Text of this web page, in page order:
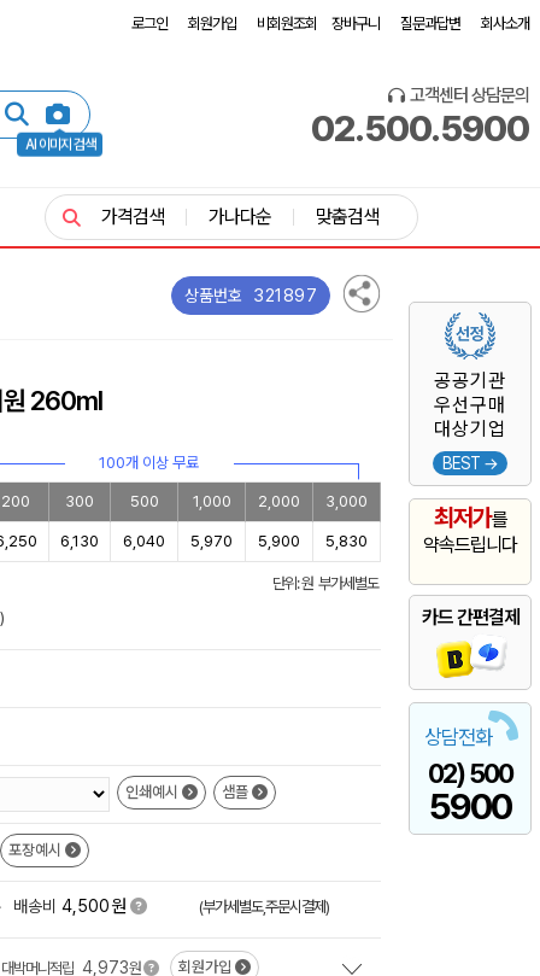
로그인 회원가입 비회원조회 장바구니 질문과답변 회사소개
AI 이미지 검색
고객센터 상담문의
02.500.5900
공공기관
우선구매
대상기업
BEST →
최저가를
약속드립니다
카드 간편결제
상담전화
02) 500
5900
가격검색 가나다순 맞춤검색
상품번호 321897
원 260ml
100개 이상 무료
200 300 500 1,000 2,000 3,000
6,130 6,040 5,970 5,900 5,830
단위: 원 부가세별도
인쇄예시 샘플
포장예시
배송비 4,500원 (부가세별도,주문시결제)
대박머니적립 4,973원 회원가입